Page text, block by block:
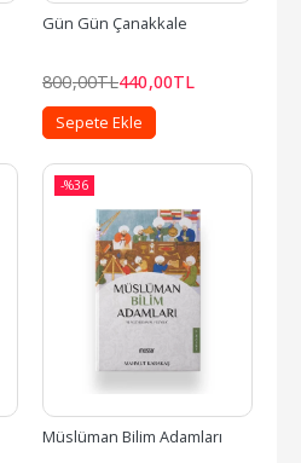
Gün Gün Çanakkale
800,00TL440,00TL
Sepete Ekle
-%36
Müslüman Bilim Adamları